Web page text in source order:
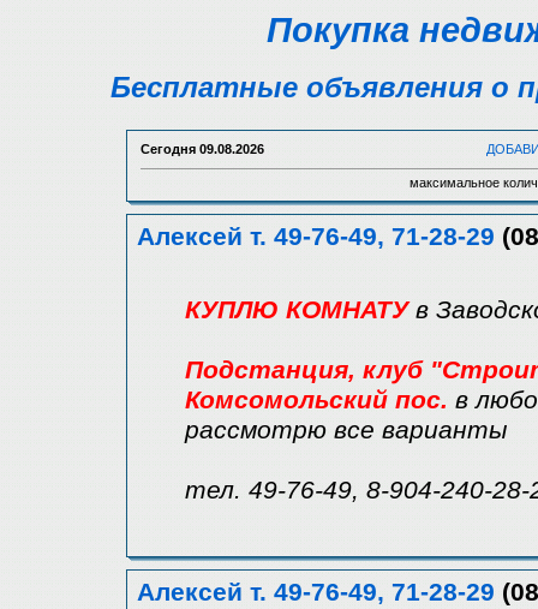
Покупка
Бесплатные объявления о
Сегодня 09.08.2026
максимальное
Алексей т. 49-76-49, 71-28-29
КУПЛЮ КОМНАТУв
Подстанция, клуб
Комсомольский пос. в
рассмотрю все варианты
тел. 49-76-49, 8-904-240-28-
Алексей т. 49-76-49, 71-28-29